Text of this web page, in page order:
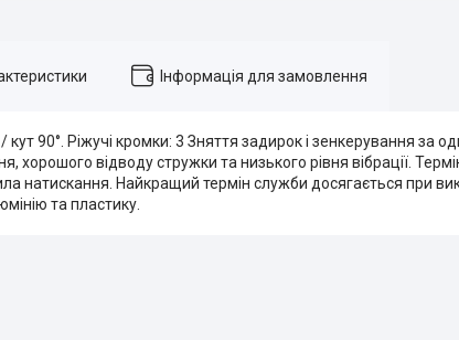
Інформація для замовлення
кут 90°. Ріжучі кромки: 3 Зняття задирок і зенкерування за
хорошого відводу стружки та низького рівня вібрації.
натискання. Найкращий термін служби досягається при
та пластику.